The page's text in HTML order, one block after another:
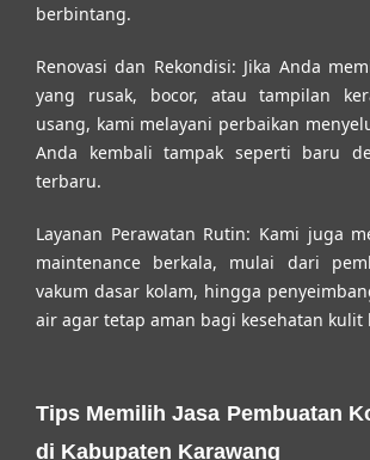
berbintang.
Renovasi dan Rekondisi: Jika Anda
yang rusak, bocor, atau tampilan
usang, kami melayani perbaikan
Anda kembali tampak seperti baru
terbaru.
Layanan Perawatan Rutin: Kami juga
maintenance berkala, mulai dari
vakum dasar kolam, hingga
air agar tetap aman bagi kesehatan kulit
Tips Memilih Jasa Pembuatan
di Kabupaten Karawang